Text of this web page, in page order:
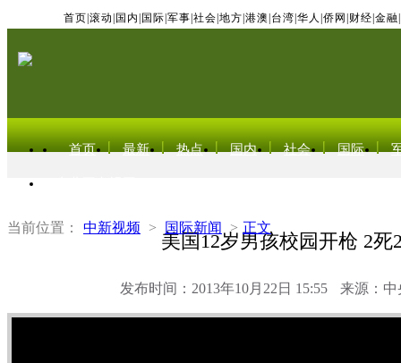
首页 滚动 国内 国际 军事 社会 地方 港澳 台湾 华人 侨网 财经 金融
首页 最新 热点 国内 社会 国际
当前位置： 中新视频 > 国际新闻 > 正文
美国12岁男孩校园开枪 2死
发布时间：2013年10月22日 15:55 来源：中